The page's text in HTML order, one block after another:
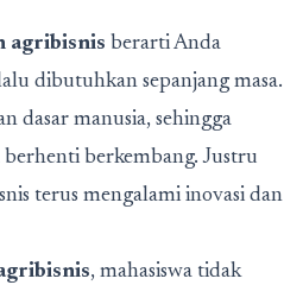
agribisnis berarti Anda
dibutuhkan sepanjang masa.
dasar manusia, sehingga
berkembang. Justru
terus mengalami inovasi dan
, mahasiswa tidak